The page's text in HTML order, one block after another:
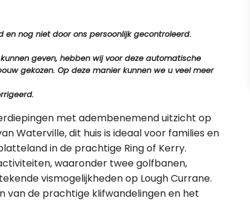
nog niet door ons persoonlijk gecontroleerd.
geven, hebben wij voor deze automatische
gekozen. Op deze manier kunnen we u veel meer
met adembenemend uitzicht op
Waterville, dit huis is ideaal voor families en
in de prachtige Ring of Kerry.
waaronder twee golfbanen,
vismogelijkheden op Lough Currane.
van de prachtige klifwandelingen en het